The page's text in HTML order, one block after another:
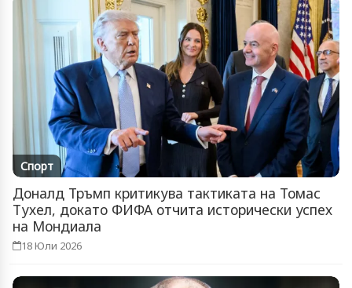
Спорт
Доналд Тръмп критикува тактиката на Томас
Тухел, докато ФИФА отчита исторически успех
на Мондиала
18 Юли 2026